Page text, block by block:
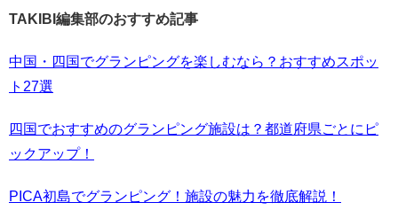
TAKIBI編集部のおすすめ記事
中国・四国でグランピングを楽しむなら？おすすめスポッ
ト27選
四国でおすすめのグランピング施設は？都道府県ごとにピ
ックアップ！
PICA初島でグランピング！施設の魅力を徹底解説！